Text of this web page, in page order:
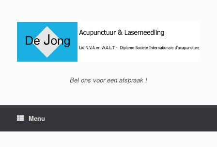
Bel ons voor een afspraak !
Menu